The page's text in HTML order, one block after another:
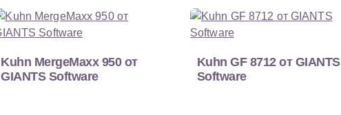
Kuhn MergeMaxx 950 от
GIANTS Software
Kuhn GF 8712 от GIANTS
Software